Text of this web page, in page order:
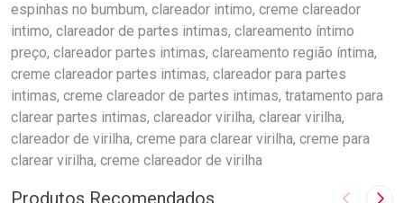
espinhas no bumbum, clareador intimo, creme clareador
intimo, clareador de partes intimas, clareamento íntimo
preço, clareador partes intimas, clareamento região íntima,
creme clareador partes intimas, clareador para partes
intimas, creme clareador de partes intimas, tratamento para
clarear partes intimas, clareador virilha, clarear virilha,
clareador de virilha, creme para clarear virilha, creme para
clarear virilha, creme clareador de virilha
Produtos Recomendados